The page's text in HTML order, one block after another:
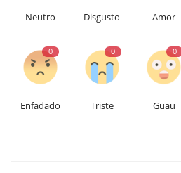
Neutro Disgusto Amor
0
Enfadado
0
Triste
0
Guau